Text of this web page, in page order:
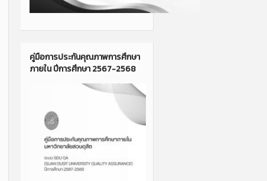
คู่มือการประกันคุณภาพการศึกษา
ภายใน ปีการศึกษา 2567-2568